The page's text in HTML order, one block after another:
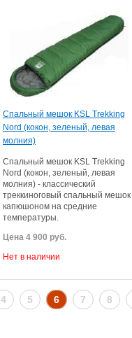
Cпальный мешок KSL Trekking
Nord (кокон, зеленый, левая
молния)
Cпальный мешок KSL Trekking
Nord (кокон, зеленый, левая
молния) - классический
треккиноговый спальный мешок
капюшоном на средние
температуры.
Цена 4 900 руб.
Нет в наличии
4 5 6 7 8